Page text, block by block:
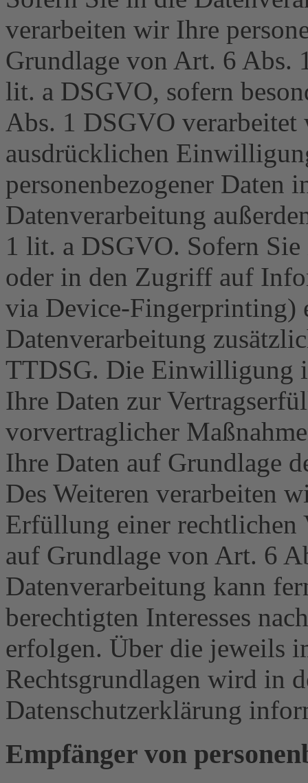
verarbeiten wir Ihre
Grundlage von Art. 6 Abs.
lit. a DSGVO, sofern
Abs. 1 DSGVO verarbeitet
ausdrücklichen
personenbezogener Daten
Datenverarbeitung
1 lit. a DSGVO. Sofern
oder in den Zugriff auf
via Device-Fingerprinting)
Datenverarbeitung
TTDSG. Die Einwilligung
Ihre Daten zur
vorvertraglicher
Ihre Daten auf Grundlage
Des Weiteren verarbeiten
Erfüllung einer
auf Grundlage von Art. 6
Datenverarbeitung kann
berechtigten Interesses
erfolgen. Über die jeweils
Rechtsgrundlagen wird in
Datenschutzerklärung
Empfänger von